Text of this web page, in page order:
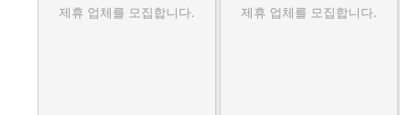
제휴 업체를 모집합니다. 제휴 업체를 모집합니다.